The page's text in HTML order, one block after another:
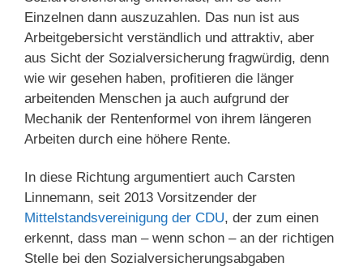
Einzelnen dann auszuzahlen. Das nun ist aus
Arbeitgebersicht verständlich und attraktiv, aber
aus Sicht der Sozialversicherung fragwürdig, denn
wie wir gesehen haben, profitieren die länger
arbeitenden Menschen ja auch aufgrund der
Mechanik der Rentenformel von ihrem längeren
Arbeiten durch eine höhere Rente.
In diese Richtung argumentiert auch Carsten
Linnemann, seit 2013 Vorsitzender der
Mittelstandsvereinigung der CDU, der zum einen
erkennt, dass man – wenn schon – an der richtigen
Stelle bei den Sozialversicherungsabgaben